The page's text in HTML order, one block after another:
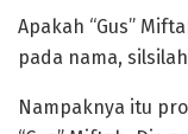
Apakah “Gus”
pada nama,
Nampaknya itu